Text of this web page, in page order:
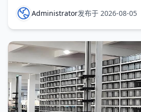
及全套解决方案。 而仅仅三天前的7
统筹具身智能全产业链的专职政府
Administrator发布于 2026-08-05